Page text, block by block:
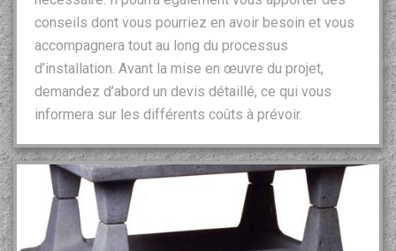
conseils dont vous pourriez en avoir besoin et vous
accompagnera tout au long du processus
d’installation. Avant la mise en œuvre du projet,
demandez d’abord un devis détaillé, ce qui vous
informera sur les différents coûts à prévoir.